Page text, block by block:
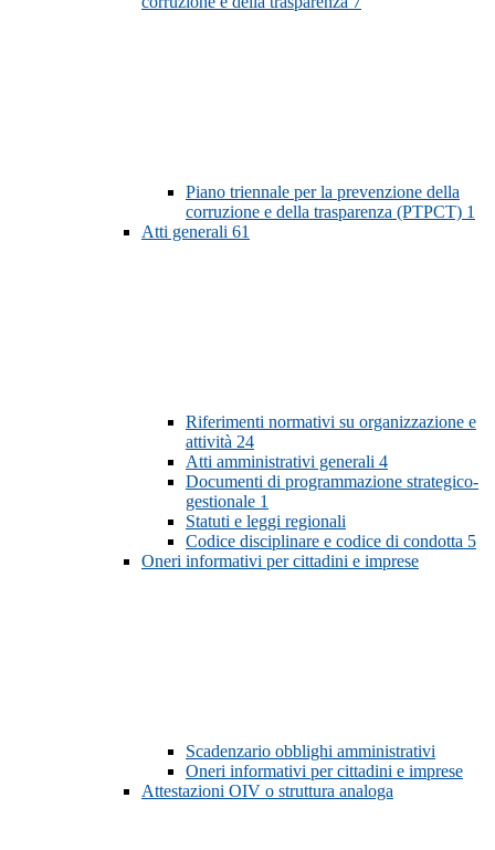
Piano triennale per la prevenzione della
corruzione e della trasparenza (PTPCT) 1
Atti generali 61
Riferimenti normativi su organizzazione e
attività 24
Atti amministrativi generali 4
Documenti di programmazione strategico-
gestionale 1
Statuti e leggi regionali
Codice disciplinare e codice di condotta 5
Oneri informativi per cittadini e imprese
Scadenzario obblighi amministrativi
Oneri informativi per cittadini e imprese
Attestazioni OIV o struttura analoga